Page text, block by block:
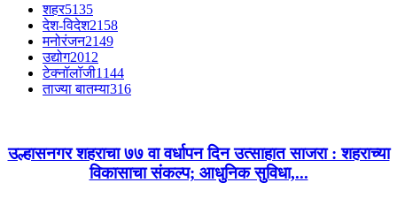
शहर5135
देश-विदेश2158
मनोरंजन2149
उद्योग2012
टेक्नॉलॉजी1144
ताज्या बातम्या316
उल्हासनगर शहराचा ७७ वा वर्धापन दिन उत्साहात साजरा : शहराच्या
विकासाचा संकल्प; आधुनिक सुविधा,...